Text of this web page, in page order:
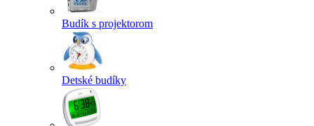
Budík s projektorom
Detské budíky